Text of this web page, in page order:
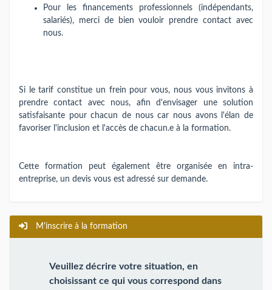
Pour les financements professionnels (indépendants,
salariés), merci de bien vouloir prendre contact avec
nous.
Si le tarif constitue un frein pour vous, nous vous invitons à
prendre contact avec nous, afin d'envisager une solution
satisfaisante pour chacun de nous car nous avons l'élan de
favoriser l'inclusion et l'accès de chacun.e à la formation.
Cette formation peut également être organisée en intra-
entreprise, un devis vous est adressé sur demande.
M'inscrire à la formation
Veuillez décrire votre situation, en
choisissant ce qui vous correspond dans